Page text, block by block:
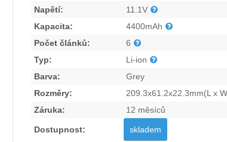
Napětí:
11.1V
Kapacita:
4400mAh
Počet článků:
6
Typ:
Li-ion
Barva:
Grey
Rozměry:
209.3x61.2x22.3mm(L x
Záruka:
12 měsíců
Dostupnost: skladem